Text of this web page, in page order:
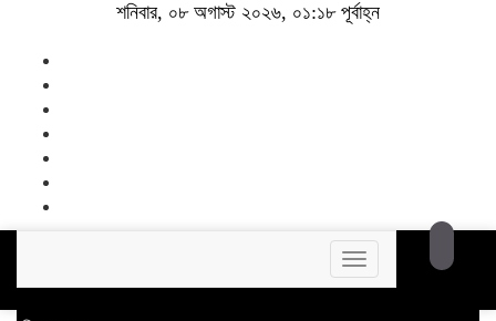
শনিবার, ০৮ অগাস্ট ২০২৬, ০১:১৮ পূর্বাহ্ন
Toggle
navigation